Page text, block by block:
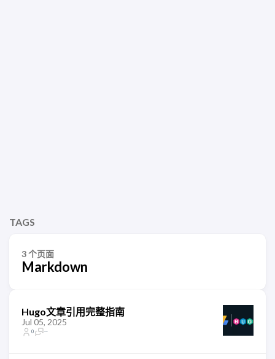
TAGS
3 个页面
Markdown
Hugo文章引用完整指南
Jul 05, 2025
0 --